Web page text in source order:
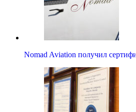
Nomad Aviation получил